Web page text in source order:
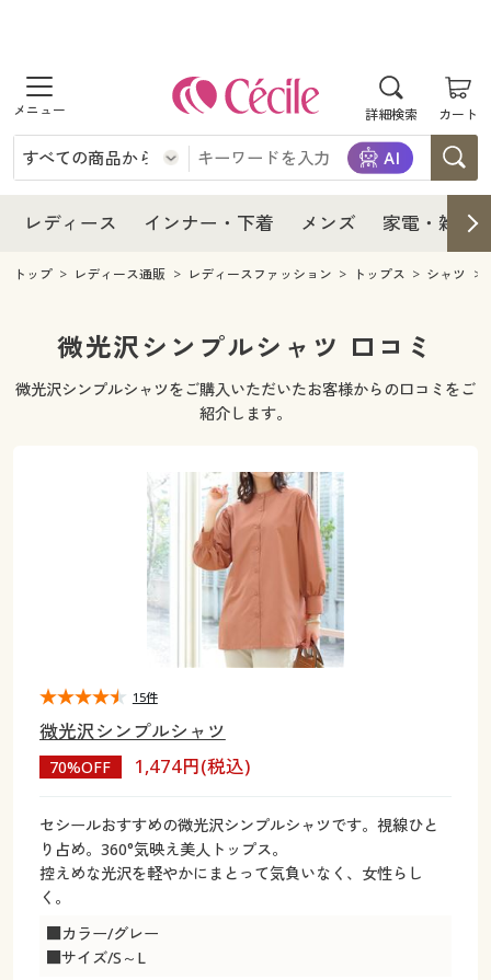
詳細検索 カート
商品を探す
レディース
レディースファッション
女性下着
インナー・下着
インナー・下着通販すべて
女性下着
メンズ下着
メンズ
メンズ通販すべて
メンズファッション
家電・雑貨
家電・雑貨すべて
キッチン・雑貨・日用品
寝具・インテリア・家具
カーテン・ラグ・ファブリック
美容・健康通販すべて
美容・健康・サプリメント
制服・スクール
制服・スクールすべて
ジュニア・ティーンズ下着
大きいサイズ レディース服
大きいサイズ レディース下着
大きいサイズ メンズ
大きいサイズ 事務・制服
バーゲンセール
シークレットセール
詳細検索
商品カテゴリ一覧
カタログ・チラシからのご注文
デジタルカタログ
レディース インナー・下着 メンズ 家電・雑貨
レディース
レディース通販すべて
レディースファッション
インナー・下着
インナー・下着通販すべて
ジュニア・ティーンズ下着
メンズ
メンズ下着
家電
寝具・インテリア・家具通販すべて
カーテン・ラグ・ファブリック
美容・健康
美容・健康・サプリメント
制服・スクールすべて
ジュニア・ティーンズ下着
大きいサイズ通販すべて
大きいサイズ レディース服
大きいサイズ レディース下着
シークレットセール
商品カテゴリ一覧
カタログ
デジタルカタログ
カタログ無料プレゼント
会員メニュー
トップ レディース通販 レディースファッション トップス シャツ
微光沢シンプルシャツ 口コミ
微光沢シンプルシャツをご購入いただいたお客様からの口コミをご
紹介します。
微光沢シンプルシャツ
70%OFF 1,474円(税込)
セシールおすすめの微光沢シンプルシャツです。視線ひと
り占め。360°気映え美人トップス。
控えめな光沢を軽やかにまとって気負いなく、女性らし
く。
■カラー/グレー
■サイズ/S～L
15件